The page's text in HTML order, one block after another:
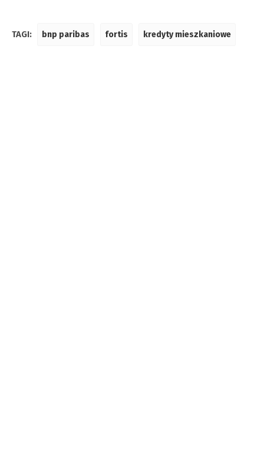
TAGI: bnp paribas fortis kredyty mieszkaniowe